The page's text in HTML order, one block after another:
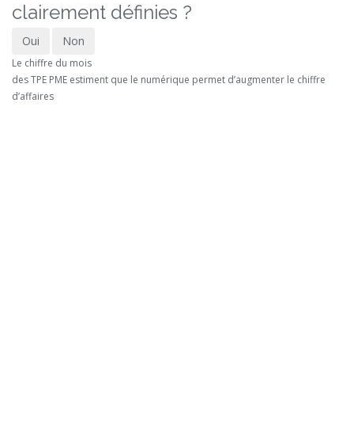
clairement définies ?
Oui Non
Le chiffre du mois
des TPE PME estiment que le numérique permet d’augmenter le chiffre
d’affaires